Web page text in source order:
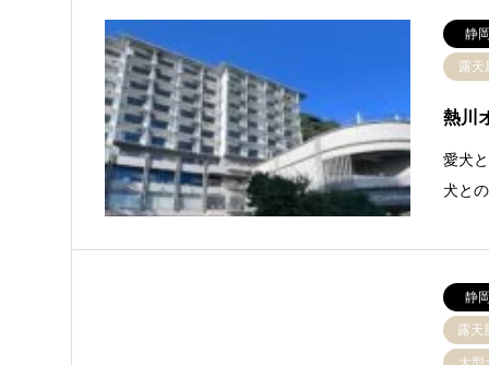
静
露天
熱川
愛犬
犬と
静
露天